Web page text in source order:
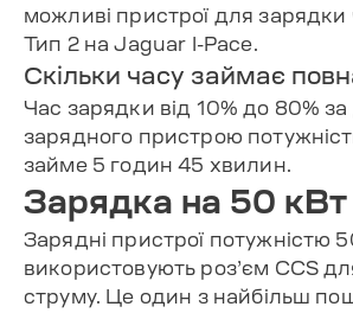
можливі пристрої для зарядки
Тип 2 на Jaguar I-Pace.
Скільки часу займає
Час зарядки від 10% до 80%
зарядного пристрою
займе 5 годин 45 хвилин.
Зарядка на 50 кВт
Зарядні пристрої потужністю
використовують роз’єм CCS
струму. Це один з найбільш